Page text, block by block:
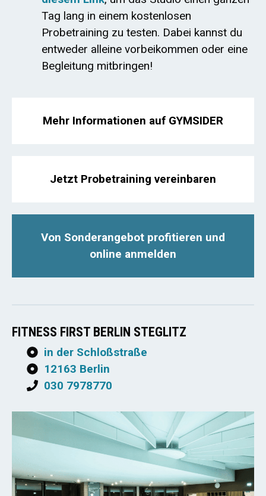
Tag lang in einem kostenlosen
Probetraining zu testen. Dabei kannst du
entweder alleine vorbeikommen oder eine
Begleitung mitbringen!
Mehr Informationen auf GYMSIDER
Jetzt Probetraining vereinbaren
Von Sonderangebot profitieren und
online anmelden
FITNESS FIRST BERLIN STEGLITZ
in der Schloßstraße
12163 Berlin
030 7978770